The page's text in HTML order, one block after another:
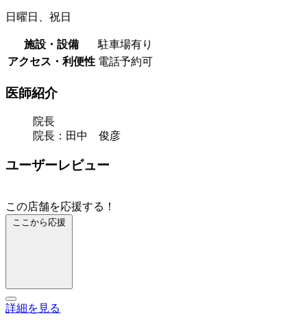
日曜日、祝日
施設・設備
駐車場有り
アクセス・利便性 電話予約可
医師紹介
院長
院長：田中 俊彦
ユーザーレビュー
この店舗を応援する！
ここから応援
詳細を見る